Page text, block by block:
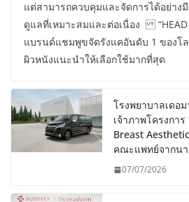
แต่สามารถควบคุมและจัดการได้อย่าง
ดูแลที่เหมาะสมและต่อเนื่อง “HEAD
แบรนด์แชมพูขจัดรังแคอันดับ 1 ของโ
ผิวหนังแนะนำให้เลือกใช้มากที่สุด
โรงพยาบาลเดอ
เจ้าภาพโครงกา
Breast
คณะแพทย์จากน
07/07/2026